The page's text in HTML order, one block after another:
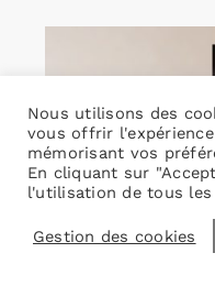
Nous utilisons des
vous offrir
mémorisant vos
En cliquant sur
l'utilisation de tous les
Gestion des cookies